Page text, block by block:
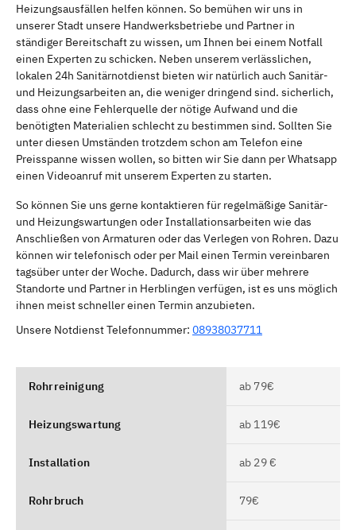
Heizungsausfällen helfen können. So bemühen wir uns in
unserer Stadt unsere Handwerksbetriebe und Partner in
ständiger Bereitschaft zu wissen, um Ihnen bei einem Notfall
einen Experten zu schicken. Neben unserem verlässlichen,
lokalen 24h Sanitärnotdienst bieten wir natürlich auch Sanitär-
und Heizungsarbeiten an, die weniger dringend sind. sicherlich,
dass ohne eine Fehlerquelle der nötige Aufwand und die
benötigten Materialien schlecht zu bestimmen sind. Sollten Sie
unter diesen Umständen trotzdem schon am Telefon eine
Preisspanne wissen wollen, so bitten wir Sie dann per Whatsapp
einen Videoanruf mit unserem Experten zu starten.
So können Sie uns gerne kontaktieren für regelmäßige Sanitär-
und Heizungswartungen oder Installationsarbeiten wie das
Anschließen von Armaturen oder das Verlegen von Rohren. Dazu
können wir telefonisch oder per Mail einen Termin vereinbaren
tagsüber unter der Woche. Dadurch, dass wir über mehrere
Standorte und Partner in Herblingen verfügen, ist es uns möglich
ihnen meist schneller einen Termin anzubieten.
Unsere Notdienst Telefonnummer: 08938037711
Rohrreinigung ab 79€
Heizungswartung ab 119€
Installation ab 29 €
Rohrbruch 79€